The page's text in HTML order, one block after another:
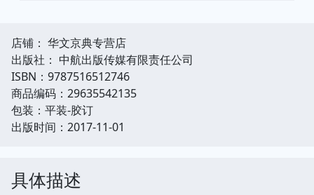
店铺： 华文京典专营店
出版社： 中航出版传媒有限责任公司
ISBN：9787516512746
商品编码：29635542135
包装：平装-胶订
出版时间：2017-11-01
具体描述